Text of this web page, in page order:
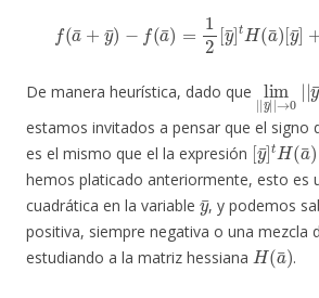
¯]
De manera heurística, dado que
lim |y
→ |y
estamos invitados a pensar que el signo
es el mismo que el la expresión
[y¯]tH(a
[y¯]
hemos platicado anteriormente, esto es
cuadrática en la variable
y¯
, y podemos
positiva, siempre negativa o una mezcla
estudiando a la matriz hessiana
H(a¯)
.